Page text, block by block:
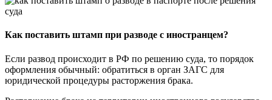
Как поставить штамп при разводе с иностранцем?
Если развод происходит в РФ по решению суда, то порядок
оформления обычный: обратиться в орган ЗАГС для
юридической процедуры расторжения брака.